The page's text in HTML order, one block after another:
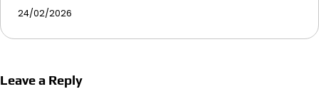
24/02/2026
Leave a Reply